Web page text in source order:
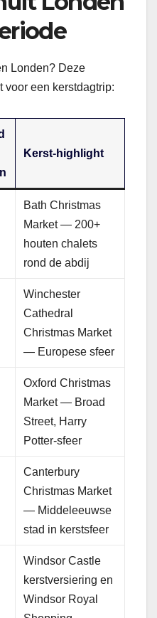
Londen? Deze
voor een kerstdagtrip:
Kerst-highlight
Bath Christmas
Market — 200+
houten chalets
rond de abdij
Winchester
Cathedral
Christmas Market
— Europese sfeer
Oxford Christmas
Market — Broad
Street, Harry
Potter-sfeer
Canterbury
Christmas Market
— Middeleeuwse
stad in kerstsfeer
Windsor Castle
kerstversiering en
Windsor Royal